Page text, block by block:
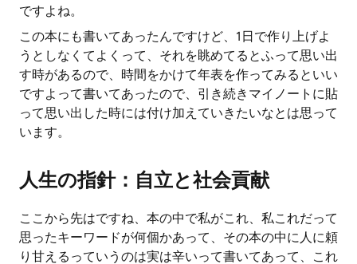
ですよね。
この本にも書いてあったんですけど、1日で作り上げよ
うとしなくてよくって、それを眺めてるとふって思い出
す時があるので、時間をかけて年表を作ってみるといい
ですよって書いてあったので、引き続きマイノートに貼
って思い出した時には付け加えていきたいなとは思って
います。
人生の指針：自立と社会貢献
ここから先はですね、本の中で私がこれ、私これだって
思ったキーワードが何個かあって、その本の中に人に頼
り甘えるっていうのは実は辛いって書いてあって、これ